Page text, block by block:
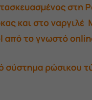
στη
και στο ναργιλέ
από το γνωστό
σύστημα ρώσικου